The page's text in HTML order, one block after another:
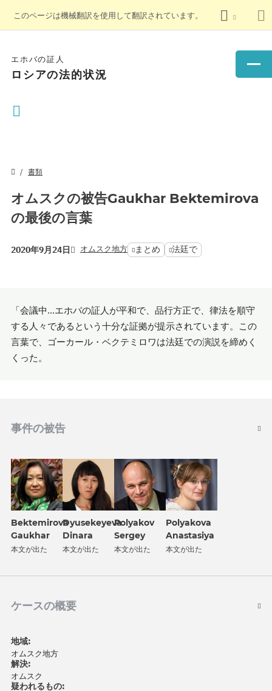
このページは機械翻訳を使用して翻訳されています。
エホバの証人
ロシアの法的状況
書類
オムスクの被告Gaukhar Bektemirova
の最後の言葉
2020年9月24日 オムスク地方 まとめ 法廷で
「会議中...エホバの証人が平和で、品行方正で、律法を順守
する人々であるという十分な証拠が提示されています。この
言葉で、ゴーカール・ベクテミロワは法廷での演説を締めく
くった。
事件の被告
Bektemirova
Gaukhar
本文が出た
Dyusekeyeva
Dinara
本文が出た
Polyakov
Sergey
本文が出た
Polyakova
Anastasiya
本文が出た
ケースの概要
地域:
オムスク地方
解決:
オムスク
疑われるもの: